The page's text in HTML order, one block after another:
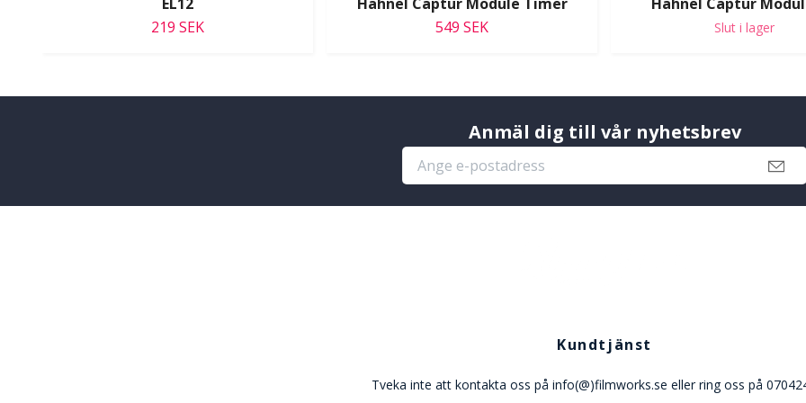
219 SEK
549 SEK
Slut i lager
Anmäl dig till vår nyhetsbrev
Kundtjänst
Tveka inte att kontakta oss på info(@)filmworks.se eller ring oss på